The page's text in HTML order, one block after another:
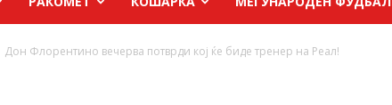
Дон Флорентино вечерва потврди кој ќе биде тренер на Реал!